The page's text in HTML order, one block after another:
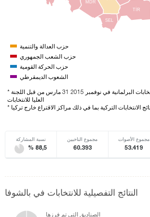
SEL
TİR
MDR
حزب العدالة والتنمية
حزب الشعب الجمهوري
حزب الحركة القومية
الشعوب الديمقرطي
* سيتم توفير نتائج الانتخابات البرلمانية في نوفمبر 2015 31 مارس من قبل اللجنة
العليا للانتخابات
نسبة المشاركة
% 88,5
مجموع الناخبين
60.393
مجموع الأصوات
53.419
النتائج التفصيلية للانتخابات في بالشوفا
الصناديق التي تم فرزها